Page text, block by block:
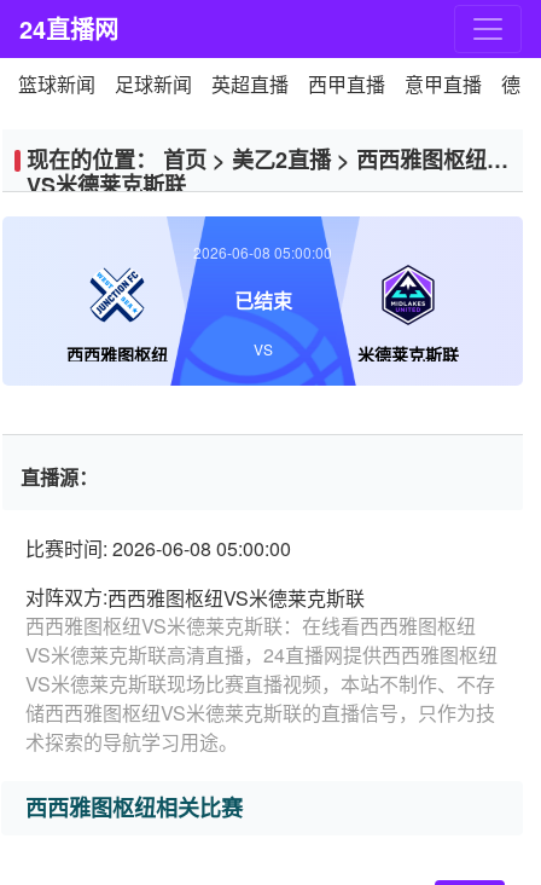
24直播网
篮球新闻 足球新闻 英超直播 西甲直播 意甲直播 德
现在的位置： 首页 > 美乙2直播> 西西雅图枢纽
VS米德莱克斯联
西西雅图枢纽 米德莱克斯联
2026-06-08 05:00:00
已结束
VS
直播源：
比赛时间: 2026-06-08 05:00:00
对阵双方:西西雅图枢纽VS米德莱克斯联
西西雅图枢纽VS米德莱克斯联：在线看西西雅图枢纽
VS米德莱克斯联高清直播，24直播网提供西西雅图枢纽
VS米德莱克斯联现场比赛直播视频，本站不制作、不存
储西西雅图枢纽VS米德莱克斯联的直播信号，只作为技
术探索的导航学习用途。
西西雅图枢纽相关比赛